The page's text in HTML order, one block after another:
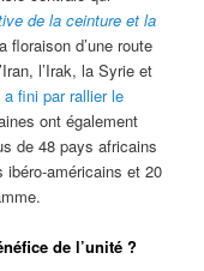
de la ceinture et la
d’une route
l’Irak, la Syrie et
a fini par rallier le
ont également
de 48 pays africains
ibéro-américains et 20
de l’unité ?